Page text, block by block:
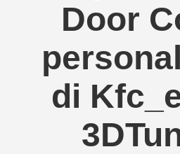
Door
di